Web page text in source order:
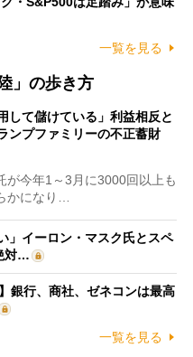
一覧を見る
」の歩き方
して儲けている」利益相反と
ンプファミリーの不正蓄財
今年1～3月に3000回以上も
かになり…
」イーロン・マスク氏とスペ
対…
銀行、商社、ゼネコンは最高
一覧を見る